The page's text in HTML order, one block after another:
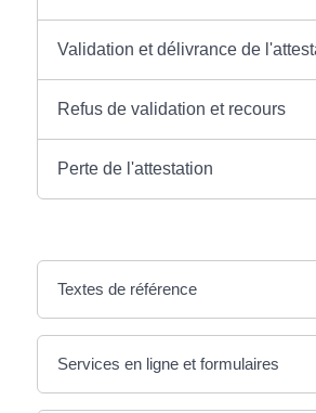
Validation et délivrance de
Refus de validation et recours
Perte de l'attestation
Textes de référence
Services en ligne et formulaires